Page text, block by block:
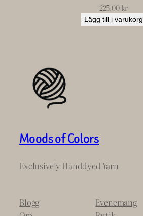
225,00kr
Lägg till i varukorg
Moods of Colors
Exclusively Handdyed Yarn
Blogg
Evenemang